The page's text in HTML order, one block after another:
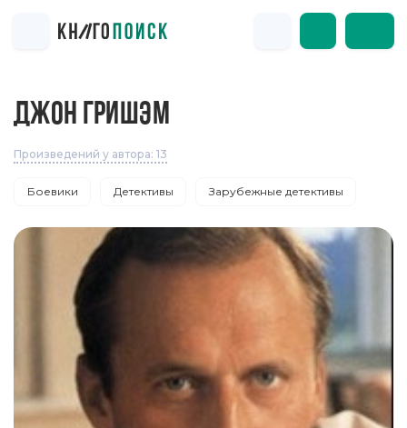
ДЖОН ГРИШЭМ
Произведений у автора: 13
Боевики Детективы Зарубежные детективы